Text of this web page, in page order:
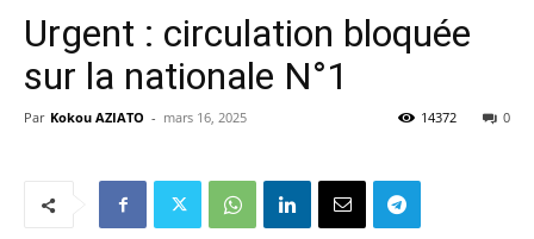
Urgent : circulation bloquée
sur la nationale N°1
Par Kokou AZIATO - mars 16, 2025 0
14372